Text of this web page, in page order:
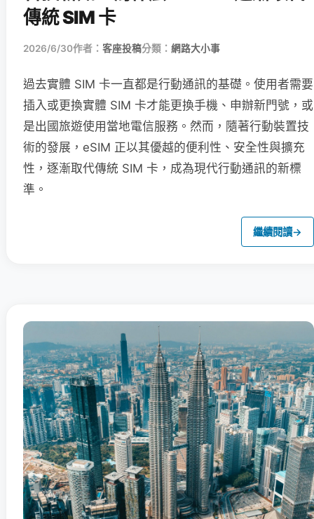
傳統 SIM 卡
2026/6/30作者： 客座投稿分類： 網路大小事
過去實體 SIM 卡一直都是行動通訊的基礎。使用者需要
插入或更換實體 SIM 卡才能更換手機、申辦新門號，或
是出國旅遊使用當地電信服務。然而，隨著行動裝置技
術的發展，eSIM 正以其優越的便利性、安全性與擴充
性，逐漸取代傳統 SIM 卡，成為現代行動通訊的新標
準。
繼續閱讀→